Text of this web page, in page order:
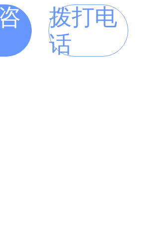
有限公司 Copyright 2021 【 】【GMAP
拨打电
话